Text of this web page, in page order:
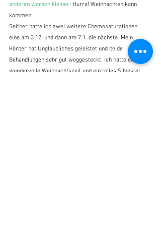
anderen werden kleiner! Hurra! Weihnachten kann
kommen!
Seither hatte ich zwei weitere Chemosaturationen:
eine am 3.12. und dann am 7.1. die nächste. Mein
Körper hat Unglaubliches geleistet und beide
Behandlungen sehr gut weggesteckt. Ich hatte eine
wundervolle Weihnachtszeit und ein tolles Silvester,